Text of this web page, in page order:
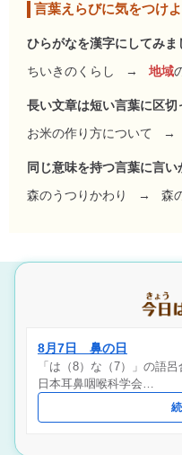
言葉えらびに気をつけ
ひらがなを漢字にしてみま
ちいきのくらし
→ 地域
長い文章は短い言葉に区切
お米の作り方について
→
同じ意味を持つ言葉に言い
森のうつりかわり
→ 森
8月7日 鼻の日
「は（8）な（7）」の語
日本耳鼻咽喉科学会…